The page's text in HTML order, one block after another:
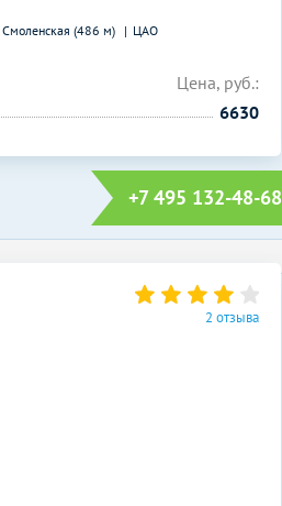
Смоленская (486 м) ЦАО
Цена, руб.:
6630
+7 495 132-48-68
2 отзыва